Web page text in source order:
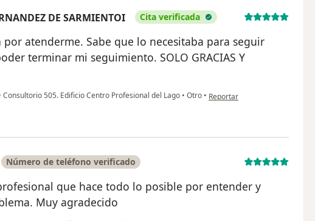
DE SARMIENTOI Cita verificada
por atenderme. Sabe que lo necesitaba para seguir
terminar mi seguimiento. SOLO GRACIAS Y
Consultorio 505. Edificio Centro Profesional del Lago • Otro • en opinión del usuario
Reportar
Número de teléfono verificado
que hace todo lo posible por entender y
Muy agradecido